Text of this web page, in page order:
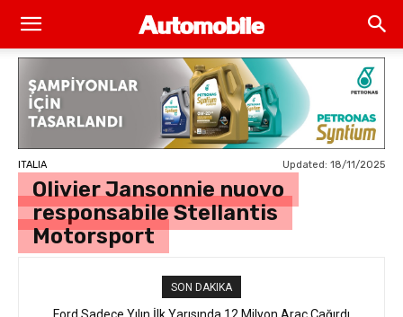
ITALIA Updated: 18/11/2025
Olivier Jansonnie nuovo
responsabile Stellantis
Motorsport
SON DAKIKA